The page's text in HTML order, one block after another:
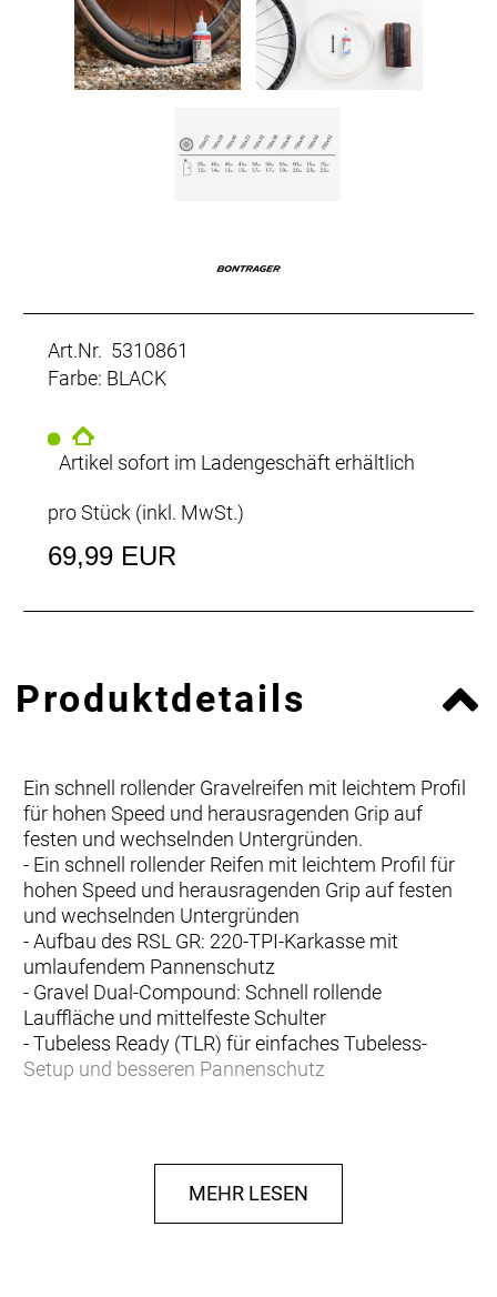
Art.Nr. 5310861
Farbe: BLACK
Artikel sofort im Ladengeschäft erhältlich
pro Stück (inkl. MwSt.)
69,99 EUR
Produktdetails
Ein schnell rollender Gravelreifen mit leichtem Profil
für hohen Speed und herausragenden Grip auf
festen und wechselnden Untergründen.
- Ein schnell rollender Reifen mit leichtem Profil für
hohen Speed und herausragenden Grip auf festen
und wechselnden Untergründen
- Aufbau des RSL GR: 220-TPI-Karkasse mit
umlaufendem Pannenschutz
- Gravel Dual-Compound: Schnell rollende
Lauffläche und mittelfeste Schulter
- Tubeless Ready (TLR) für einfaches Tubeless-
Setup und besseren Pannenschutz
katalanischen Stadt in Spanien, ist ein Allround-
Gravel-Reifen, der für Gravel-Rennen und
Geschwindigkeit gemacht ist.
MEHR LESEN